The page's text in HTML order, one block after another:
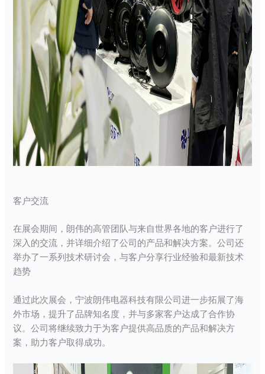
客户交流
在展会期间，朗伟的高管团队与来自世界各地的客户进行了
深入的交流，并详细介绍了公司的产品和解决方案。公司还
举办了一系列技术研讨会，与客户分享行业经验和最新技术
趋势
通过此次展会，宁波朗伟电器科技有限公司进一步拓展了海
外市场，提升了品牌知名度，并与多家客户达成了合作协
议。公司将继续致力于为客户提供高品质的产品和解决方
案，助力客户取得成功。